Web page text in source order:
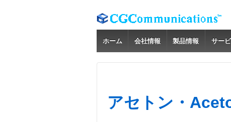
ホーム 会社情報 製品情報 サー
アセトン・